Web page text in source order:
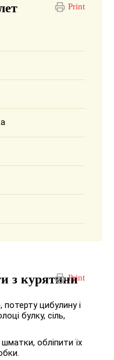
Print
Print
з курятини
цибулину і
булку, сіль,
обліпити їх